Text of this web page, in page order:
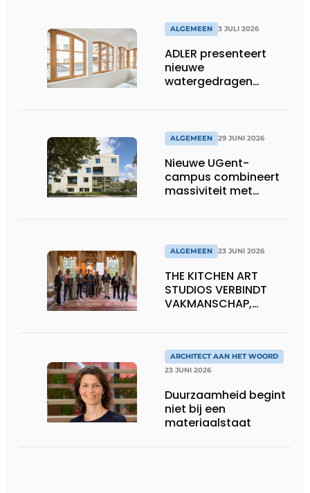
ALGEMEEN 3 JULI 2026
ADLER presenteert
nieuwe
watergedragen
ALGEMEEN 29 JUNI 2026
Nieuwe UGent-
campus combineert
massiviteit met
ALGEMEEN 23 JUNI 2026
THE KITCHEN ART
STUDIOS VERBINDT
VAKMANSCHAP,
TOEKOMST
ARCHITECT AAN HET WOORD
23 JUNI 2026
Duurzaamheid begint
niet bij een
materiaalstaat